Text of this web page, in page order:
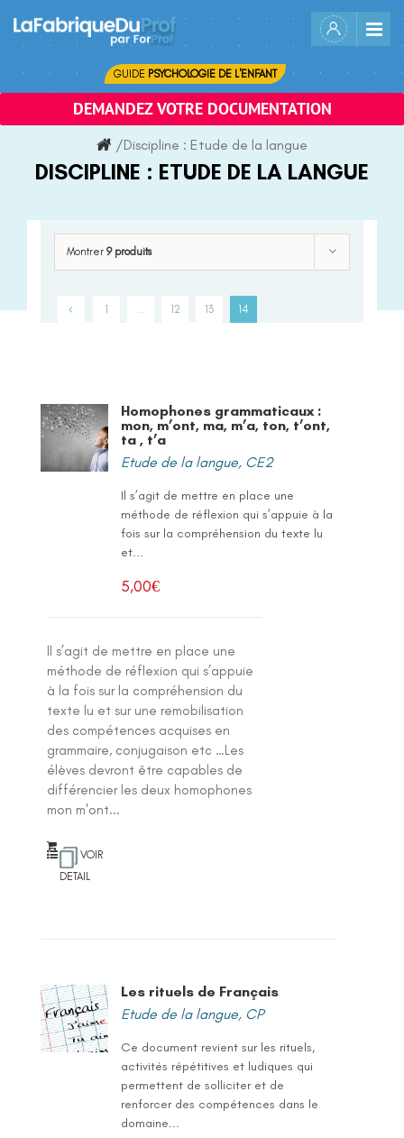
content
GUIDE PSYCHOLOGIE DE L'ENFANT
DEMANDEZ VOTRE DOCUMENTATION
/Discipline : Etude de la langue
DISCIPLINE : ETUDE DE LA LANGUE
Montrer 9 produits
1 12 13 14
Homophones grammaticaux :
mon, m’ont, ma, m’a, ton, t’ont,
ta , t’a
Etude de la langue, CE2
Il s’agit de mettre en place une
méthode de réflexion qui s’appuie à la
fois sur la compréhension du texte lu
et...
5,00€
Il s’agit de mettre en place une
méthode de réflexion qui s’appuie
à la fois sur la compréhension du
texte lu et sur une remobilisation
des compétences acquises en
grammaire, conjugaison etc …Les
élèves devront être capables de
différencier les deux homophones
mon m'ont...
VOIR
DETAIL
Les rituels de Français
Etude de la langue, CP
Ce document revient sur les rituels,
activités répétitives et ludiques qui
permettent de solliciter et de
renforcer des compétences dans le
domaine...